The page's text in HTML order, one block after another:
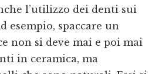
l’utilizzo dei denti sui
esempio, spaccare un
non si deve mai e poi mai
in ceramica, ma